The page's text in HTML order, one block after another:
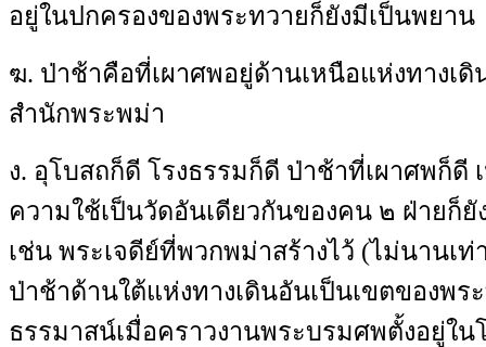
อยู่ในปกครองของพระทวายก็ยังมีเป็นพยาน
ฆ. ป่าช้าคือที่เผาศพอยู่ด้านเหนือแห่งทางเดิ
สำนักพระพม่า
ง. อุโบสถก็ดี โรงธรรมก็ดี ป่าช้าที่เผาศพก็ดี
ความใช้เป็นวัดอันเดียวกันของคน ๒ ฝ่ายก็
เช่น พระเจดีย์ที่พวกพม่าสร้างไว้ (ไม่นานเท่
ป่าช้าด้านใต้แห่งทางเดินอันเป็นเขตของพร
ธรรมาสน์เมื่อคราวงานพระบรมศพตั้งอยู่ใน